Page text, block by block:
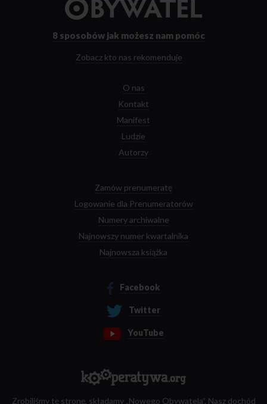
strony
8 sposobów jak możesz nam pomóc
Zobacz kto nas rekomenduje
O nas
Kontakt
Manifest
Ludzie
Autorzy
Zamów prenumeratę
Logowanie dla Prenumeratorów
Numery archiwalne
Najnowszy numer kwartalnika
Najnowsza książka
Facebook
Twitter
YouTube
Zrobiliśmy tę stronę, składamy „Nowego Obywatela”. Nasz dochód